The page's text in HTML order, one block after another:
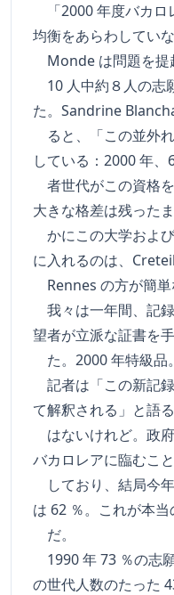
「2000 年度バカロ
均衡をあらわしてい
Monde は問題を提
10 人中約８人の志
た。Sandrine
ると、「この並外
している：2000 年、
者世代がこの資格
大きな格差は残った
かにこの大学およ
に入れるのは、
Rennes の方が簡単
我々は一年間、記
望者が立派な証書を
た。2000 年特級品
記者は「この新記
て解釈される」と語
はないけれど。政
バカロレアに臨むこ
しており、結局今
は 62 ％。これが本当
だ。
1990 年 73 ％の志
の世代人数のたった